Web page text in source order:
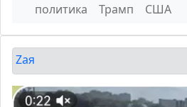
политика
Трамп США
Zaя